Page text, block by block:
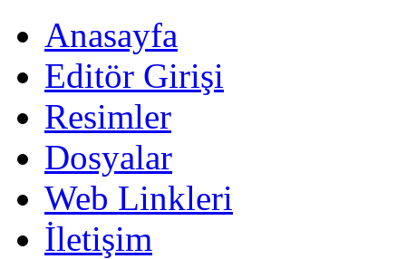
Anasayfa
Editör Girişi
Resimler
Dosyalar
Web Linkleri
İletişim